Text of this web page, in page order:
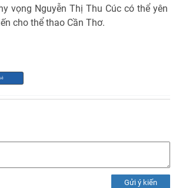
vọng Nguyễn Thị Thu Cúc có thể yên
cho thể thao Cần Thơ.
Gửi ý kiến